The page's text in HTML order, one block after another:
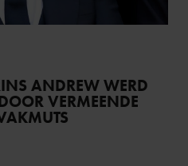
ANDREW WERD
VERMEENDE